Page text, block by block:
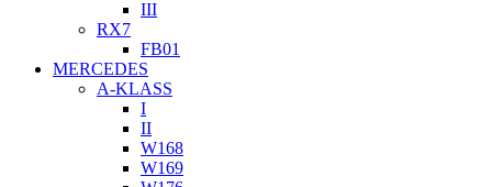
III
RX7
FB01
MERCEDES
A-KLASS
I
II
W168
W169